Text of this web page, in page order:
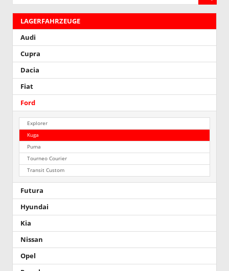
LAGERFAHRZEUGE
Audi
Cupra
Dacia
Fiat
Ford
Explorer
Kuga
Puma
Tourneo Courier
Transit Custom
Futura
Hyundai
Kia
Nissan
Opel